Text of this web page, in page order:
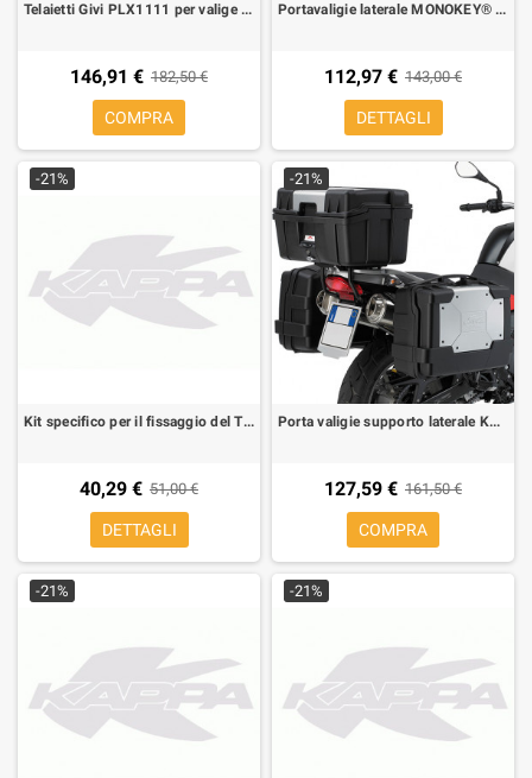
Telaietti Givi PLX1111 per valige laterali V35/37 monokey per Honda NC700S/X, NCNC750S/X 14-15
146,91 € 182,50 €
COMPRA
Portavaligie laterale MONOKEY® SIDE
112,97 € 143,00 €
DETTAGLI
-21%
Kit specifico per il fissaggio del TE1101K in assenza del Monorack per Honda CB 1000 R
40,29 € 51,00 €
DETTAGLI
-21%
Porta valigie supporto laterale KL188 Kappa per BMW F650GS 00-07,G650 GS 11-17 per valigie monokey o retrofit
127,59 € 161,50 €
COMPRA
-21% -21%